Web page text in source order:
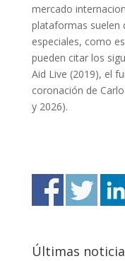
mercado
plataformas suelen
especiales, como
pueden citar los
Aid Live (2019), el
coronación de
y 2026).
Últimas